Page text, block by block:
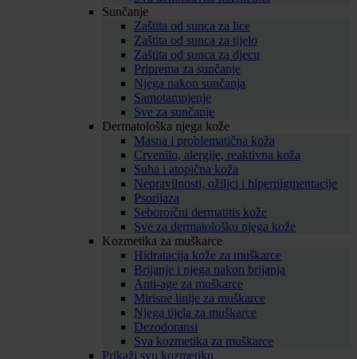
Sunčanje
Zaštita od sunca za lice
Zaštita od sunca za tijelo
Zaštita od sunca za djecu
Priprema za sunčanje
Njega nakon sunčanja
Samotamnjenje
Sve za sunčanje
Dermatološka njega kože
Masna i problematična koža
Crvenilo, alergije, reaktivna koža
Suha i atopična koža
Nepravilnosti, ožiljci i hiperpigmentacije
Psorijaza
Seboroični dermatitis kože
Sve za dermatološku njega kože
Kozmetika za muškarce
Hidratacija kože za muškarce
Brijanje i njega nakon brijanja
Anti-age za muškarce
Mirisne linije za muškarce
Njega tijela za muškarce
Dezodoransi
Sva kozmetika za muškarce
Prikaži svu kozmetiku